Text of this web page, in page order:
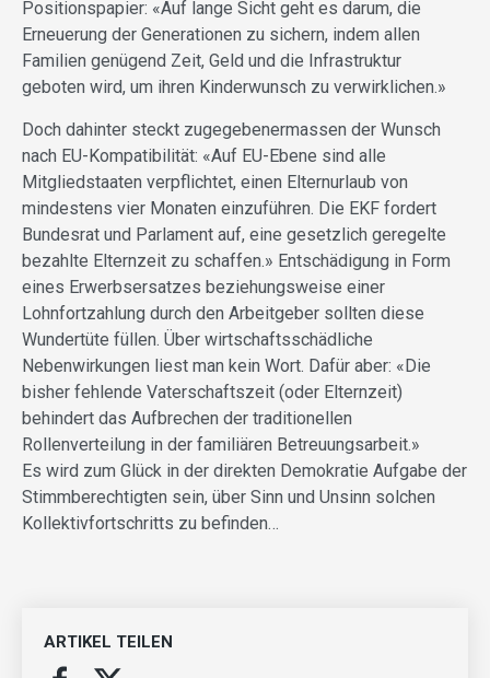
Positionspapier: «Auf lange Sicht geht es darum, die
Erneuerung der Generationen zu sichern, indem allen
Familien genügend Zeit, Geld und die Infrastruktur
geboten wird, um ihren Kinderwunsch zu verwirklichen.»
Doch dahinter steckt zugegebenermassen der Wunsch
nach EU-Kompatibilität: «Auf EU-Ebene sind alle
Mitgliedstaaten verpflichtet, einen Elternurlaub von
mindestens vier Monaten einzuführen. Die EKF fordert
Bundesrat und Parlament auf, eine gesetzlich geregelte
bezahlte Elternzeit zu schaffen.» Entschädigung in Form
eines Erwerbsersatzes beziehungsweise einer
Lohnfortzahlung durch den Arbeitgeber sollten diese
Wundertüte füllen. Über wirtschaftsschädliche
Nebenwirkungen liest man kein Wort. Dafür aber: «Die
bisher fehlende Vaterschaftszeit (oder Elternzeit)
behindert das Aufbrechen der traditionellen
Rollenverteilung in der familiären Betreuungsarbeit.»
Es wird zum Glück in der direkten Demokratie Aufgabe der
Stimmberechtigten sein, über Sinn und Unsinn solchen
Kollektivfortschritts zu befinden…
ARTIKEL TEILEN